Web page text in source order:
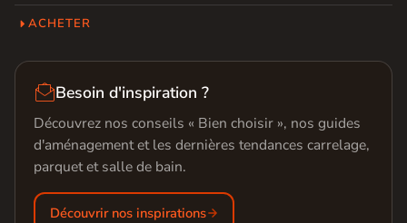
ACHETER
Besoin d'inspiration ?
Découvrez nos conseils « Bien choisir », nos guides
d'aménagement et les dernières tendances carrelage,
parquet et salle de bain.
Découvrir nos inspirations